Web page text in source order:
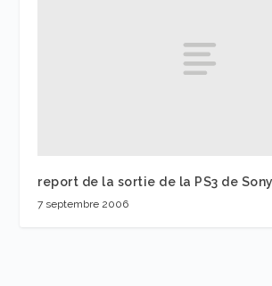
report de la sortie de la PS3 de
7 septembre 2006